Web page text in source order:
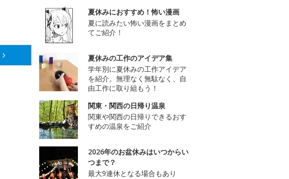
夏休みにおすすめ！怖い漫画
夏に読みたい怖い漫画をまとめ
てご紹介！
夏休みの工作のアイデア集
学年別に夏休みの工作アイデア
を紹介。無理なく無駄なく、自
由工作に取り組もう！
関東・関西の日帰り温泉
関東や関西の日帰りできるおす
すめの温泉をご紹介
2026年のお盆休みはいつからい
つまで？
最大9連休となる場合もあり